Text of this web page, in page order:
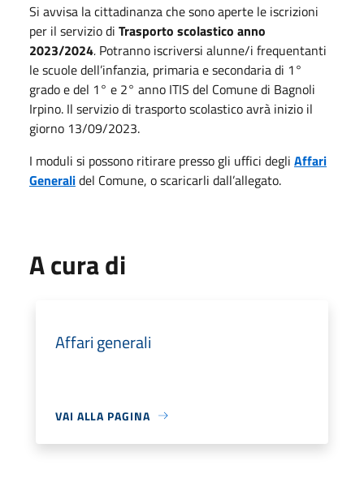
Si avvisa la cittadinanza che sono aperte le iscrizioni
per il servizio di Trasporto scolastico anno
2023/2024. Potranno iscriversi alunne/i frequentanti
le scuole dell’infanzia, primaria e secondaria di 1°
grado e del 1° e 2° anno ITIS del Comune di Bagnoli
Irpino. Il servizio di trasporto scolastico avrà inizio il
giorno 13/09/2023.
I moduli si possono ritirare presso gli uffici degli Affari
Generalidel Comune, o scaricarli dall’allegato.
A cura di
Affari generali
VAI ALLA PAGINA